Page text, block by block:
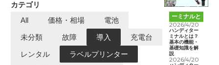
カテゴリ
All
価格・相場 電池
未分類 故障 導入 充電台
レンタル ラベルプリンター
ハンディタ
ーミナルと
は
2026/4/20
ハンディター
ミナルとは？
基本の機能・
基礎知識を解
説
2026/4/20